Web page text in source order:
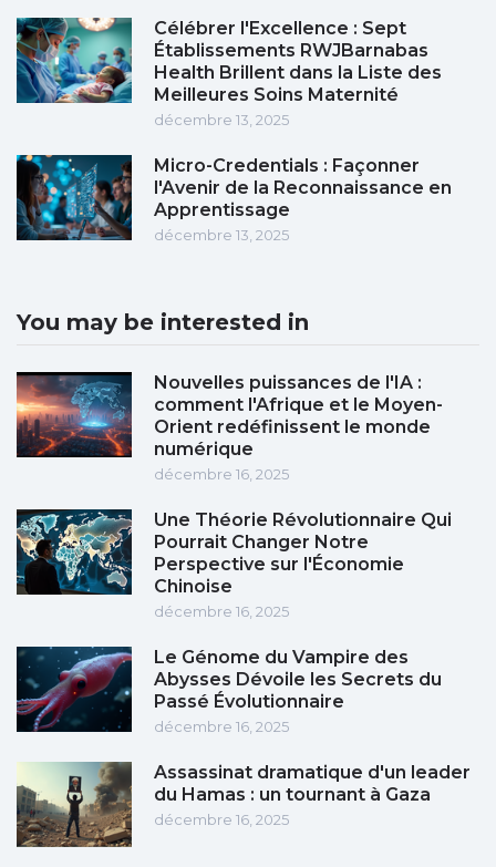
Célébrer l'Excellence : Sept
Établissements RWJBarnabas
Health Brillent dans la Liste des
Meilleures Soins Maternité
décembre 13, 2025
Micro-Credentials : Façonner
l'Avenir de la Reconnaissance en
Apprentissage
décembre 13, 2025
You may be interested in
Nouvelles puissances de l'IA :
comment l'Afrique et le Moyen-
Orient redéfinissent le monde
numérique
décembre 16, 2025
Une Théorie Révolutionnaire Qui
Pourrait Changer Notre
Perspective sur l'Économie
Chinoise
décembre 16, 2025
Le Génome du Vampire des
Abysses Dévoile les Secrets du
Passé Évolutionnaire
décembre 16, 2025
Assassinat dramatique d'un leader
du Hamas : un tournant à Gaza
décembre 16, 2025